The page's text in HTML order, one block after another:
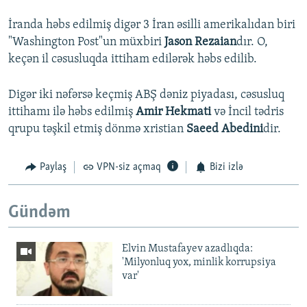
İranda həbs edilmiş digər 3 İran əsilli amerikalıdan biri
"Washington Post"un müxbiri Jason Rezaiandır. O,
keçən il cəsusluqda ittiham edilərək həbs edilib.
Digər iki nəfərsə keçmiş ABŞ dəniz piyadası, cəsusluq
ittihamı ilə həbs edilmiş Amir Hekmativə İncil tədris
qrupu təşkil etmiş dönmə xristian Saeed Abedinidir.
Paylaş VPN-siz açmaq Bizi izlə
Gündəm
Elvin Mustafayev azadlıqda:
'Milyonluq yox, minlik korrupsiya
var'